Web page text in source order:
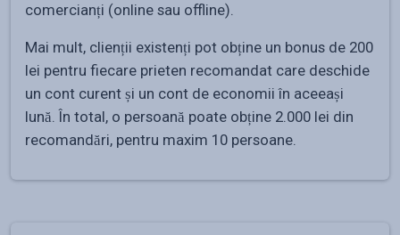
comercianți (online sau offline).
Mai mult, clienții existenți pot obține un bonus de 200
lei pentru fiecare prieten recomandat care deschide
un cont curent și un cont de economii în aceeași
lună. În total, o persoană poate obține 2.000 lei din
recomandări, pentru maxim 10 persoane.